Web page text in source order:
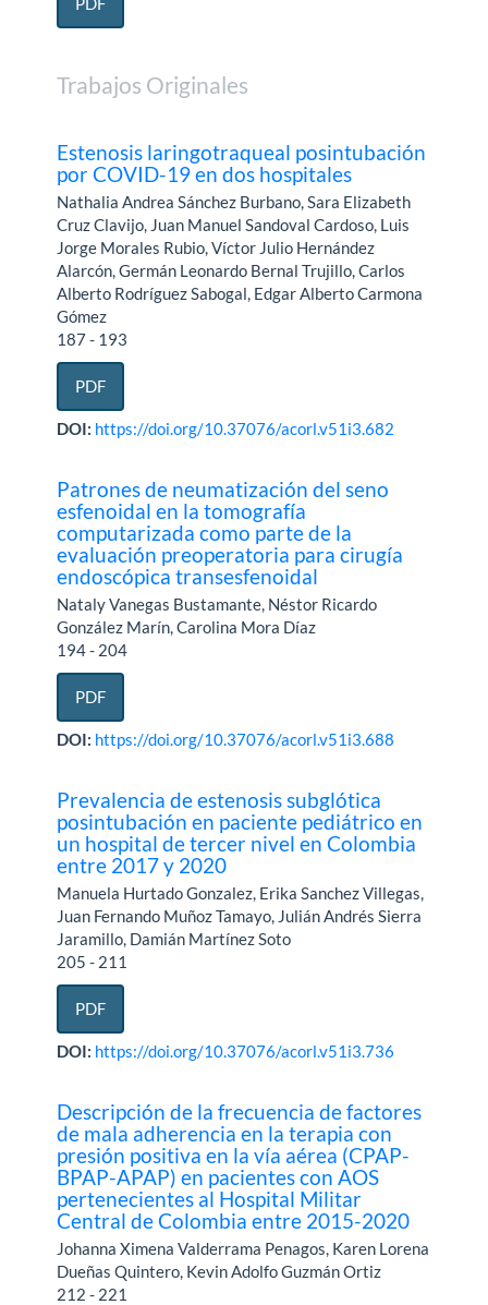
Trabajos Originales
Estenosis laringotraqueal posintubación
por COVID-19 en dos hospitales
Nathalia Andrea Sánchez Burbano, Sara Elizabeth
Cruz Clavijo, Juan Manuel Sandoval Cardoso, Luis
Jorge Morales Rubio, Víctor Julio Hernández
Alarcón, Germán Leonardo Bernal Trujillo, Carlos
Alberto Rodríguez Sabogal, Edgar Alberto Carmona
Gómez
187 - 193
PDF
DOI: https://doi.org/10.37076/acorl.v51i3.682
Patrones de neumatización del seno
esfenoidal en la tomografía
computarizada como parte de la
evaluación preoperatoria para cirugía
endoscópica transesfenoidal
Nataly Vanegas Bustamante, Néstor Ricardo
González Marín, Carolina Mora Díaz
194 - 204
PDF
DOI: https://doi.org/10.37076/acorl.v51i3.688
Prevalencia de estenosis subglótica
posintubación en paciente pediátrico en
un hospital de tercer nivel en Colombia
entre 2017 y 2020
Manuela Hurtado Gonzalez, Erika Sanchez Villegas,
Juan Fernando Muñoz Tamayo, Julián Andrés Sierra
Jaramillo, Damián Martínez Soto
205 - 211
PDF
DOI: https://doi.org/10.37076/acorl.v51i3.736
Descripción de la frecuencia de factores
de mala adherencia en la terapia con
presión positiva en la vía aérea (CPAP-
BPAP-APAP) en pacientes con AOS
pertenecientes al Hospital Militar
Central de Colombia entre 2015-2020
Johanna Ximena Valderrama Penagos, Karen Lorena
Dueñas Quintero, Kevin Adolfo Guzmán Ortiz
212 - 221